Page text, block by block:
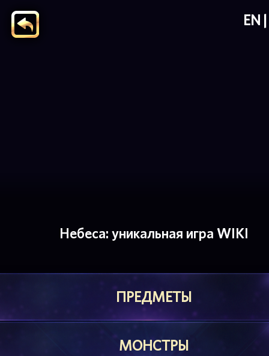
EN
Небеса: уникальная игра WIKI
ПРЕДМЕТЫ
МОНСТРЫ